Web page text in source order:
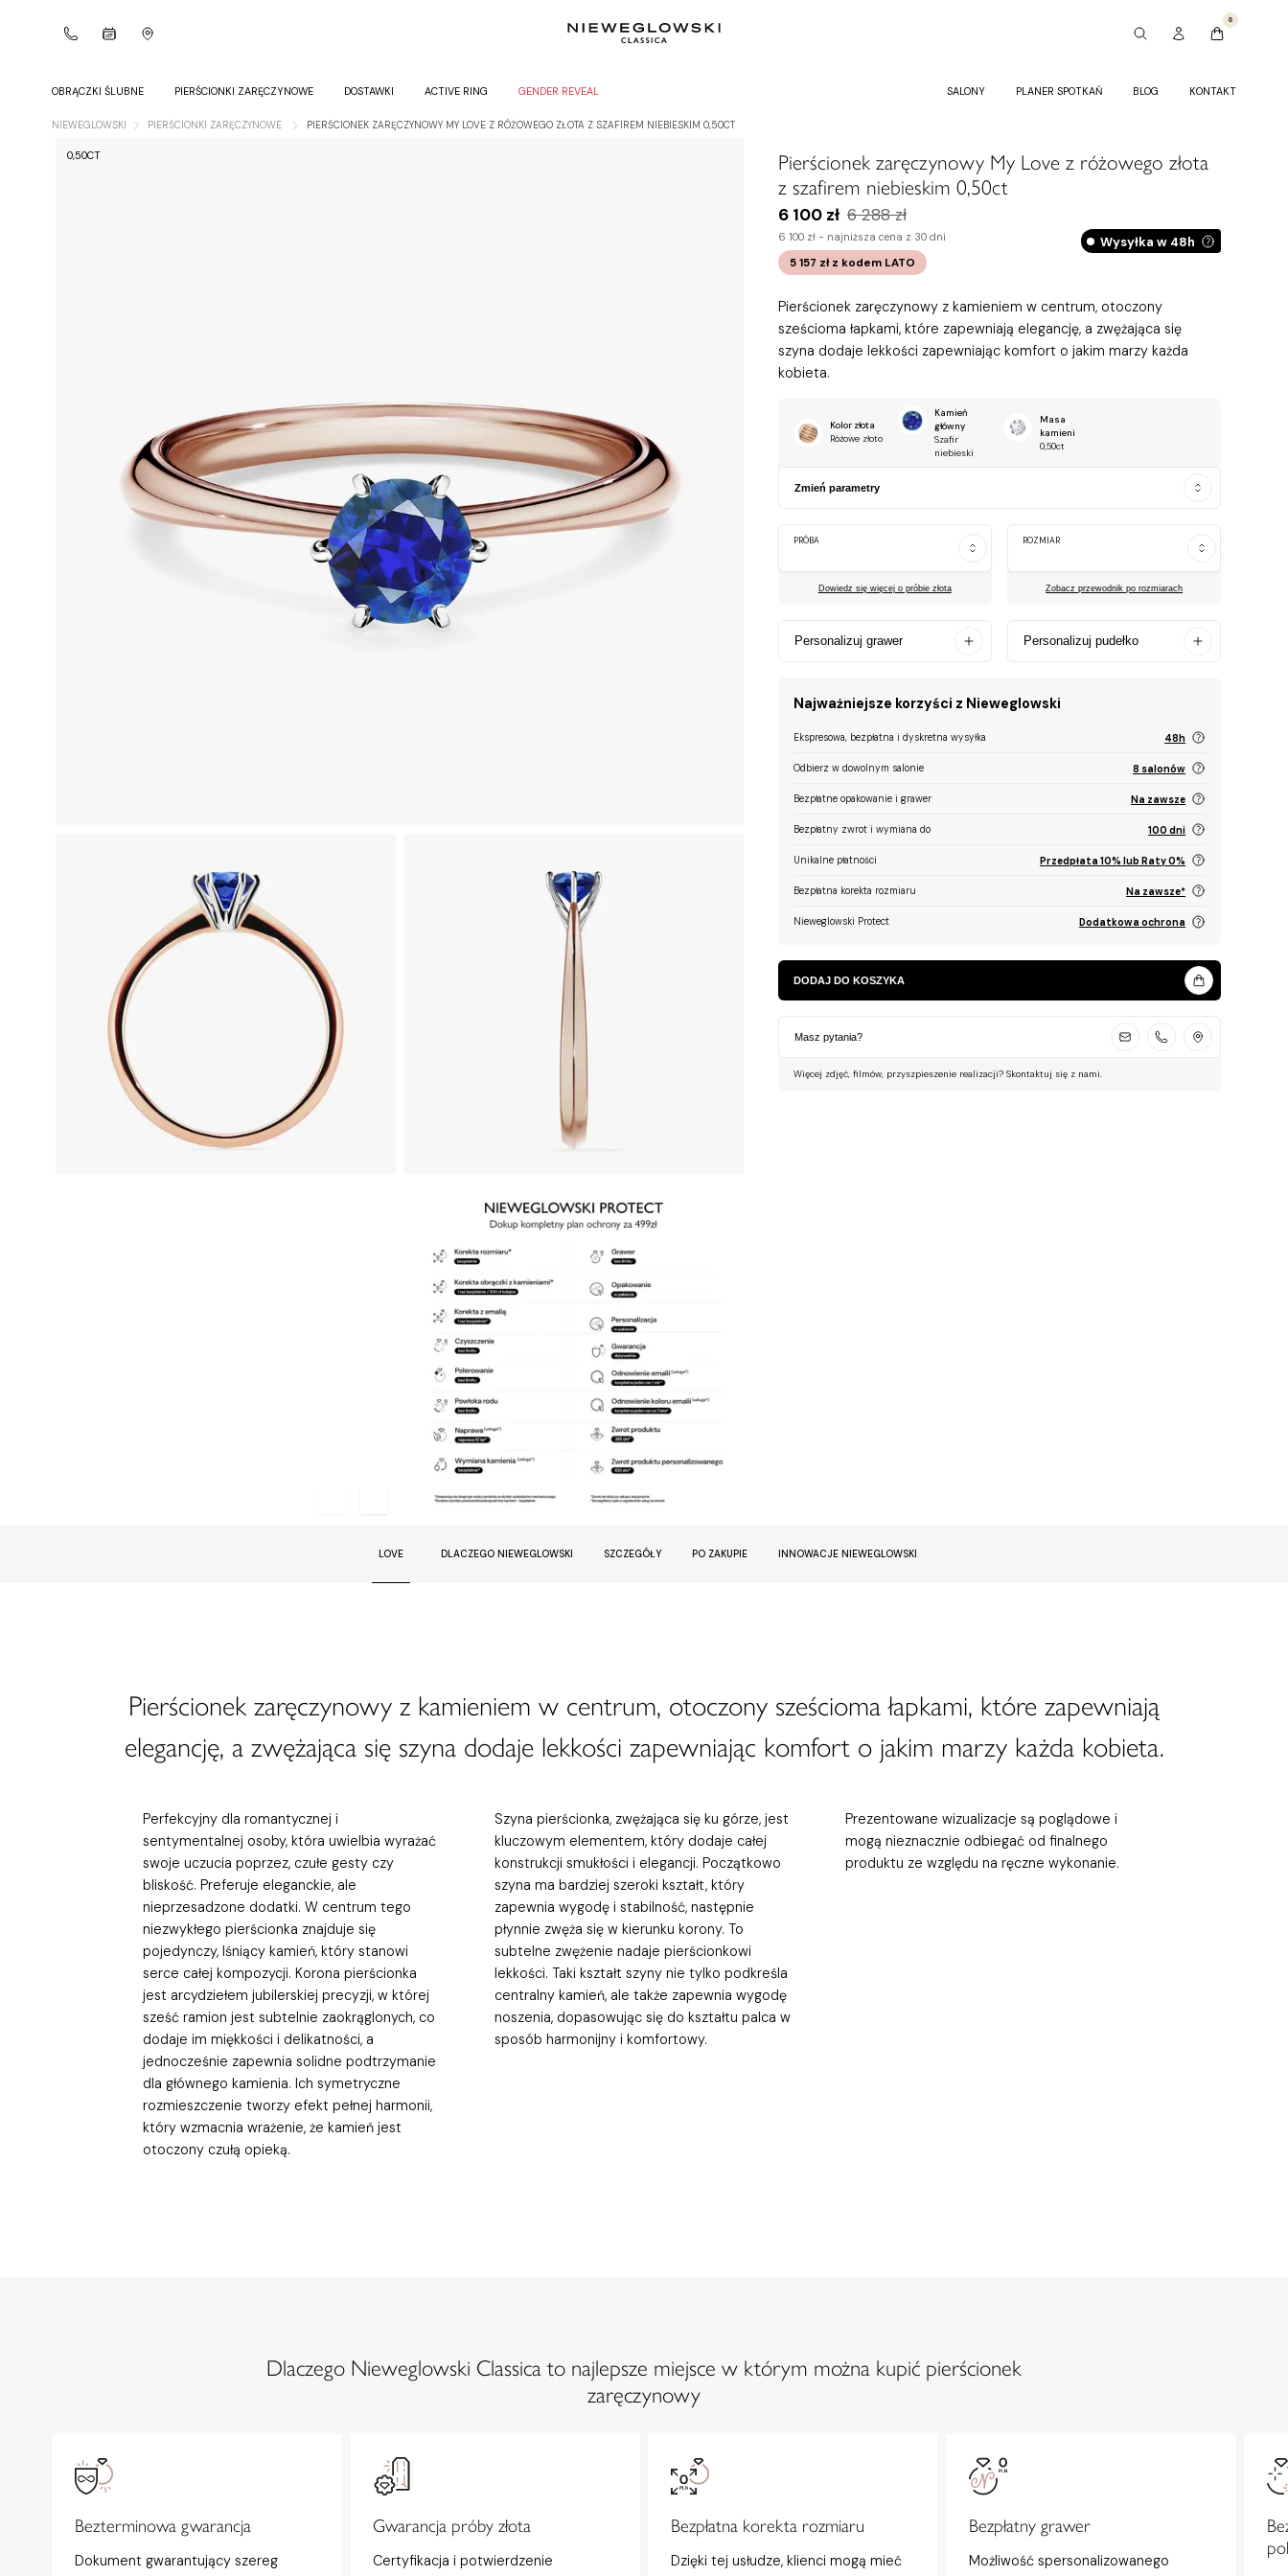
0
OBRĄCZKI ŚLUBNE PIERŚCIONKI ZARĘCZYNOWE DOSTAWKI ACTIVE RING GENDER REVEAL SALONY PLANER SPOTKAŃ BLOG KONTAKT
NIEWEGLOWSKI PIERŚCIONKI ZARĘCZYNOWE PIERŚCIONEK ZARĘCZYNOWY MY LOVE Z RÓŻOWEGO ZŁOTA Z SZAFIREM NIEBIESKIM 0,50CT
0,50CT
Pierścionek zaręczynowy My Love z różowego złota
z szafirem niebieskim 0,50ct
6 100 zł 6 288 zł
6 100 zł - najniższa cena z 30 dni
5 157 zł z kodemLATO
Wysyłka w 48h
Pierścionek zaręczynowy z kamieniem w centrum, otoczony
sześcioma łapkami, które zapewniają elegancję, a zwężająca się
szyna dodaje lekkości zapewniając komfort o jakim marzy każda
kobieta.
Kolor złota
Różowe złoto
Kamień
główny
Szafir
niebieski
Masa
kamieni
0,50ct
Zmień parametry
PRÓBA
Dowiedz się więcej o próbie złota
ROZMIAR
Zobacz przewodnik po rozmiarach
Personalizuj grawer Personalizuj pudełko
Najważniejsze korzyści z Nieweglowski
Ekspresowa, bezpłatna i dyskretna wysyłka 48h
Odbierz w dowolnym salonie 8 salonów
Bezpłatne opakowanie i grawer Na zawsze
Bezpłatny zwrot i wymiana do 100 dni
Unikalne płatności Przedpłata 10% lub Raty 0%
Bezpłatna korekta rozmiaru Na zawsze*
Nieweglowski Protect Dodatkowa ochrona
DODAJ DO KOSZYKA
Masz pytania?
Więcej zdjęć, filmów, przyszpieszenie realizacji? Skontaktuj się z nami.
LOVE DLACZEGO NIEWEGLOWSKI SZCZEGÓŁY PO ZAKUPIE INNOWACJE NIEWEGLOWSKI
Pierścionek zaręczynowy z kamieniem w centrum, otoczony sześcioma łapkami, które zapewniają
elegancję, a zwężająca się szyna dodaje lekkości zapewniając komfort o jakim marzy każda kobieta.
Perfekcyjny dla romantycznej i
sentymentalnej osoby, która uwielbia wyrażać
swoje uczucia poprzez, czułe gesty czy
bliskość. Preferuje eleganckie, ale
nieprzesadzone dodatki. W centrum tego
niezwykłego pierścionka znajduje się
pojedynczy, lśniący kamień, który stanowi
serce całej kompozycji. Korona pierścionka
jest arcydziełem jubilerskiej precyzji, w której
sześć ramion jest subtelnie zaokrąglonych, co
dodaje im miękkości i delikatności, a
jednocześnie zapewnia solidne podtrzymanie
dla głównego kamienia. Ich symetryczne
rozmieszczenie tworzy efekt pełnej harmonii,
który wzmacnia wrażenie, że kamień jest
otoczony czułą opieką.
Szyna pierścionka, zwężająca się ku górze, jest
kluczowym elementem, który dodaje całej
konstrukcji smukłości i elegancji. Początkowo
szyna ma bardziej szeroki kształt, który
zapewnia wygodę i stabilność, następnie
płynnie zwęża się w kierunku korony. To
subtelne zwężenie nadaje pierścionkowi
lekkości. Taki kształt szyny nie tylko podkreśla
centralny kamień, ale także zapewnia wygodę
noszenia, dopasowując się do kształtu palca w
sposób harmonijny i komfortowy.
Prezentowane wizualizacje są poglądowe i
mogą nieznacznie odbiegać od finalnego
produktu ze względu na ręczne wykonanie.
Dlaczego Nieweglowski Classica to najlepsze miejsce w którym można kupić pierścionek
zaręczynowy
Bezterminowa gwarancja
Dokument gwarantujący szereg
Gwarancja próby złota
Certyfikacja i potwierdzenie
Bezpłatna korekta rozmiaru
Dzięki tej usłudze, klienci mogą mieć
Bezpłatny grawer
Możliwość spersonalizowanego